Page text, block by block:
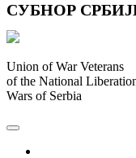
СУБНОР
Union of War Veterans
of the National
Wars of Serbia